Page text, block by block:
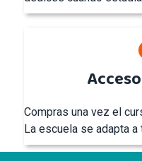
Compras una vez el
La escuela se adapta a